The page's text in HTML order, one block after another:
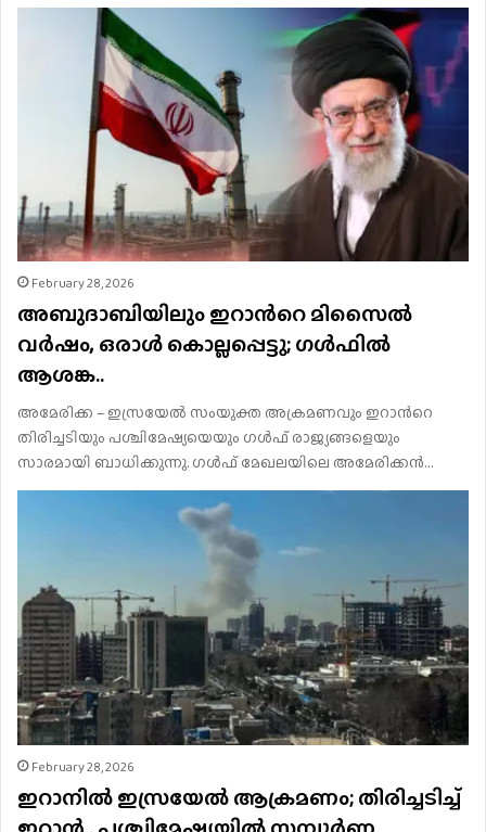
February 28, 2026
അബുദാബിയിലും ഇറാന്‍റെ മിസൈൽ
വർഷം, ഒരാൾ കൊല്ലപ്പെട്ടു; ഗൾഫിൽ
ആശങ്ക..
അമേരിക്ക – ഇസ്രയേൽ സംയുക്ത അക്രമണവും ഇറാന്‍റെ
തിരിച്ചടിയും പശ്ചിമേഷ്യയെയും ഗൾഫ് രാജ്യങ്ങളെയും
സാരമായി ബാധിക്കുന്നു. ഗൾഫ് മേഖലയിലെ അമേരിക്കൻ…
February 28, 2026
ഇറാനില്‍ ഇസ്രയേല്‍ ആക്രമണം; തിരിച്ചടിച്ച്